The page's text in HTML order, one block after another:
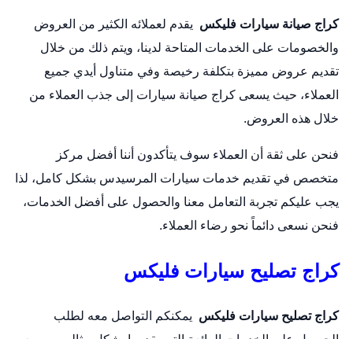
كراج صيانة سيارات فليكس يقدم لعملائه الكثير من العروض
والخصومات على الخدمات المتاحة لدينا، ويتم ذلك من خلال
تقديم عروض مميزة بتكلفة رخيصة وفي متناول أيدي جميع
العملاء، حيث يسعى كراج صيانة سيارات إلى جذب العملاء من
خلال هذه العروض.
فنحن على ثقة أن العملاء سوف يتأكدون أننا أفضل مركز
متخصص في تقديم خدمات سيارات المرسيدس بشكل كامل، لذا
يجب عليكم تجربة التعامل معنا والحصول على أفضل الخدمات،
فنحن نسعى دائماً نحو رضاء العملاء.
كراج تصليح سيارات فليكس
كراج تصليح سيارات فليكس يمكنكم التواصل معه لطلب